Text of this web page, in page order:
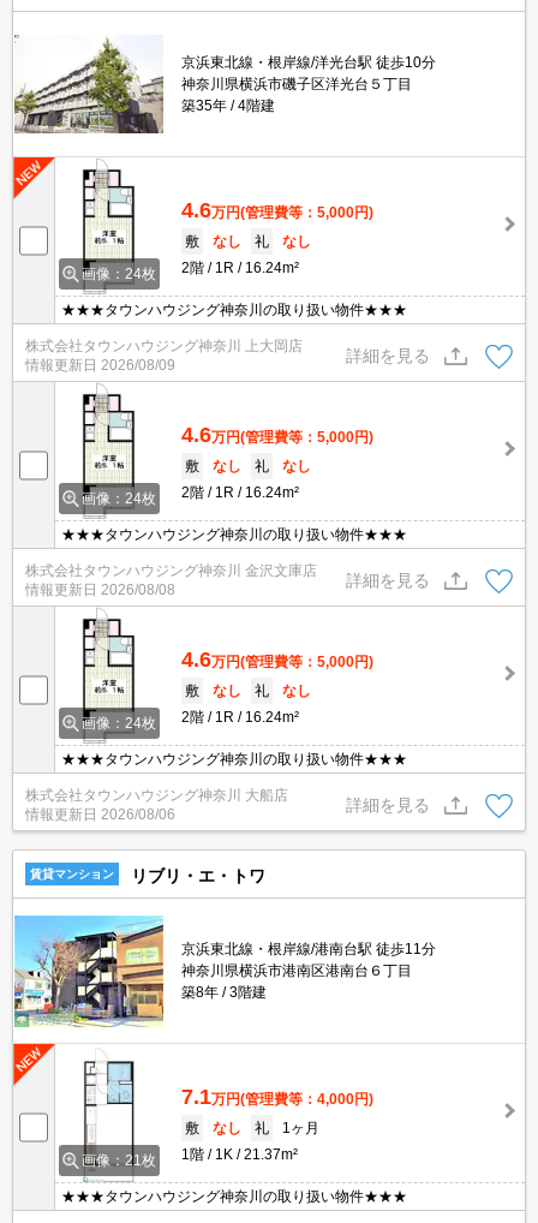
京浜東北線・根岸線/洋光台駅 徒歩10分
神奈川県横浜市磯子区洋光台５丁目
築35年
4階建
画像：24枚
4.6万円(管理費等：5,000円)
敷
なし 礼
なし
2階
1R 16.24m²
★★★タウンハウジング神奈川の取り扱い物件★★★
株式会社タウンハウジング神奈川 上大岡店
情報更新日 2026/08/09
詳細を見る
画像：24枚
4.6万円(管理費等：5,000円)
敷
なし 礼
なし
2階
1R 16.24m²
★★★タウンハウジング神奈川の取り扱い物件★★★
株式会社タウンハウジング神奈川 金沢文庫店
情報更新日 2026/08/08
詳細を見る
画像：24枚
4.6万円(管理費等：5,000円)
敷
なし 礼
なし
2階
1R 16.24m²
★★★タウンハウジング神奈川の取り扱い物件★★★
株式会社タウンハウジング神奈川 大船店
情報更新日 2026/08/06
詳細を見る
賃貸マンション リブリ・エ・トワ
京浜東北線・根岸線/港南台駅 徒歩11分
神奈川県横浜市港南区港南台６丁目
築8年
3階建
画像：21枚
7.1万円(管理費等：4,000円)
敷
なし 礼
1ヶ月
1階
1K 21.37m²
★★★タウンハウジング神奈川の取り扱い物件★★★